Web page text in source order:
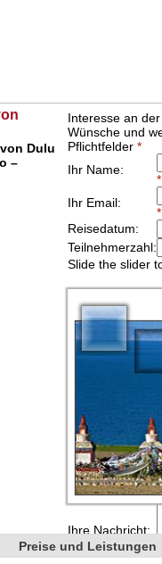
Dulu
–
Preise und Leistungen